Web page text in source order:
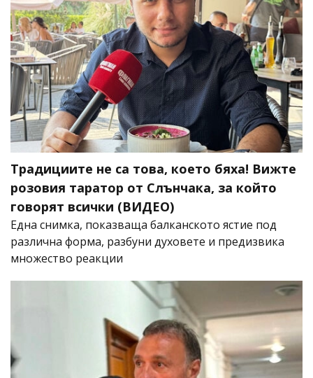
Традициите не са това, което бяха! Вижте
розовия таратор от Слънчака, за който
говорят всички (ВИДЕО)
Една снимка, показваща балканското ястие под
различна форма, разбуни духовете и предизвика
множество реакции